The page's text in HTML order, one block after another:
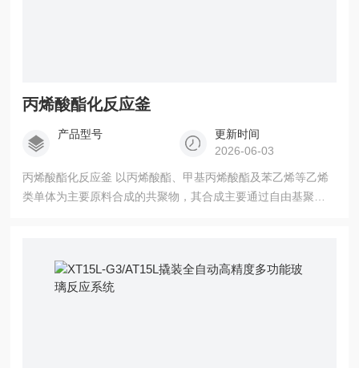
丙烯酸酯化反应釜
产品型号
更新时间
2026-06-03
丙烯酸酯化反应釜 以丙烯酸酯、甲基丙烯酸酯及苯乙烯等乙烯
类单体为主要原料合成的共聚物，其合成主要通过自由基聚合